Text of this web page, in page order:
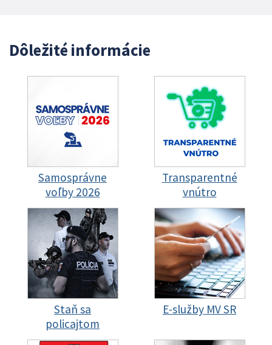
Dôležité informácie
Samosprávne
voľby 2026
Transparentné
vnútro
Staň sa
policajtom
E-služby MV SR